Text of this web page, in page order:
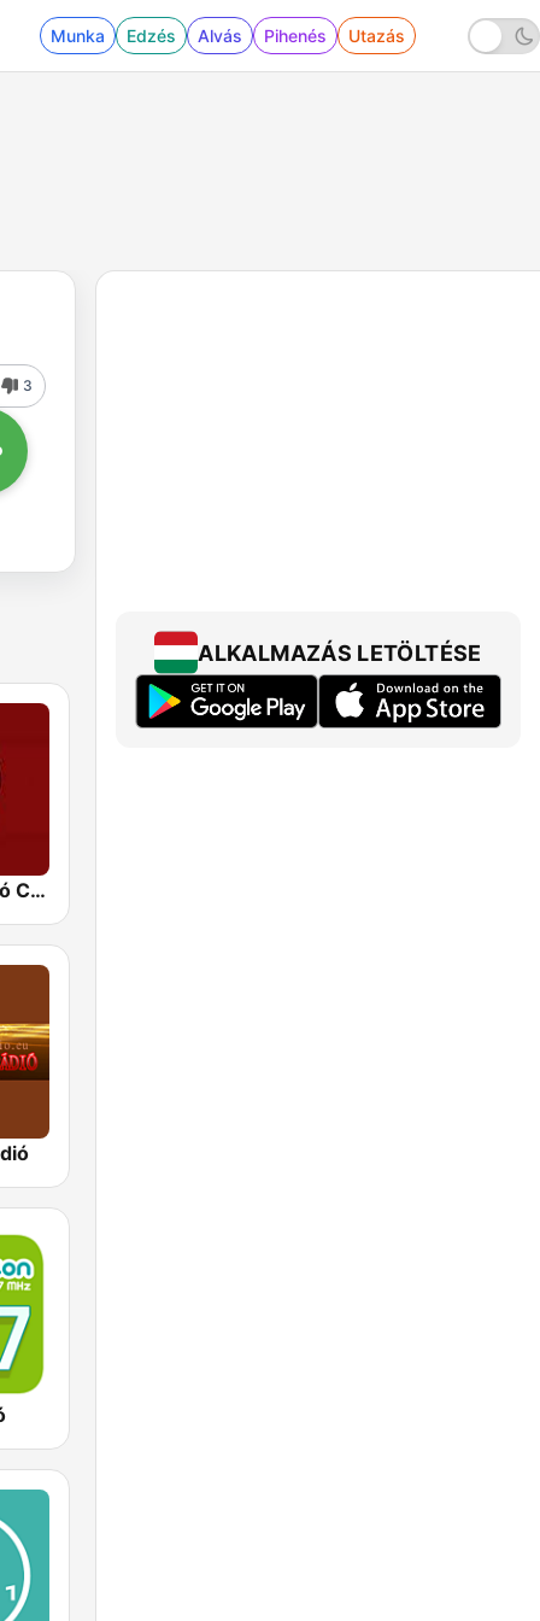
Munka Edzés Alvás Pihenés Utazás
3
Mulatós Rádió Caffé
ALKALMAZÁS LETÖLTÉSE